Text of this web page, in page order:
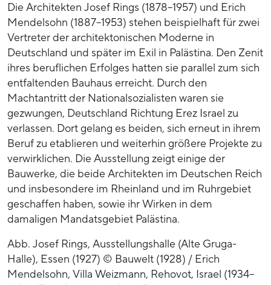
Die Architekten Josef Rings (1878–1957) und Erich
Mendelsohn (1887–1953) stehen beispielhaft für zwei
Vertreter der architektonischen Moderne in
Deutschland und später im Exil in Palästina. Den Zenit
ihres beruflichen Erfolges hatten sie parallel zum sich
entfaltenden Bauhaus erreicht. Durch den
Machtantritt der Nationalsozialisten waren sie
gezwungen, Deutschland Richtung Erez Israel zu
verlassen. Dort gelang es beiden, sich erneut in ihrem
Beruf zu etablieren und weiterhin größere Projekte zu
verwirklichen. Die Ausstellung zeigt einige der
Bauwerke, die beide Architekten im Deutschen Reich
und insbesondere im Rheinland und im Ruhrgebiet
geschaffen haben, sowie ihr Wirken in dem
damaligen Mandatsgebiet Palästina.
Abb. Josef Rings, Ausstellungshalle (Alte Gruga-
Halle), Essen (1927) © Bauwelt (1928) / Erich
Mendelsohn, Villa Weizmann, Rehovot, Israel (1934–